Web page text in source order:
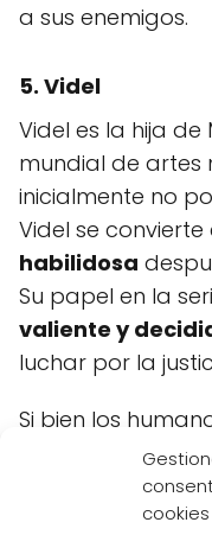
cookies
a sus enemigos.
5. Videl
Videl es la hija de
mundial de artes
inicialmente no
Videl se convierte
habilidosa
Su papel en la
valiente y
luchar por la
Si bien los
más poderosos
determinación
ser